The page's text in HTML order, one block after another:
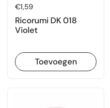
Prijs:
€1,59
Ricorumi DK 018
Violet
Toevoegen